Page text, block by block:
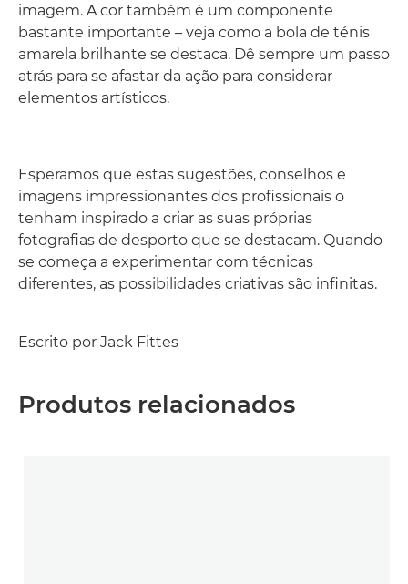
imagem. A cor também é um componente
bastante importante – veja como a bola de ténis
amarela brilhante se destaca. Dê sempre um passo
atrás para se afastar da ação para considerar
elementos artísticos.
Esperamos que estas sugestões, conselhos e
imagens impressionantes dos profissionais o
tenham inspirado a criar as suas próprias
fotografias de desporto que se destacam. Quando
se começa a experimentar com técnicas
diferentes, as possibilidades criativas são infinitas.
Escrito por Jack Fittes
Produtos relacionados